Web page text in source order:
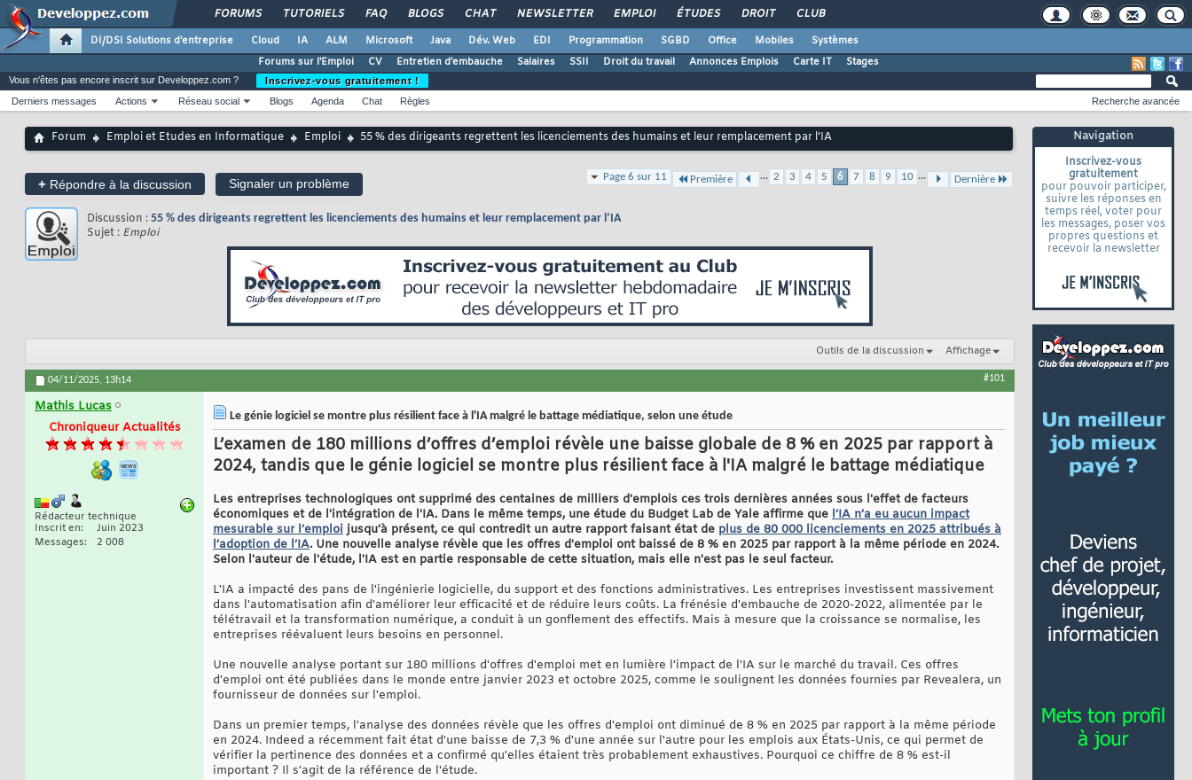
FORUMS TUTORIELS FAQ BLOGS CHAT NEWSLETTER EMPLOI ÉTUDES DROIT CLUB
DI/DSI Solutions d'entreprise Cloud IA ALM Microsoft Java Dév. Web EDI Programmation SGBD Office Mobiles
Systèmes
Forums sur l'Emploi
CV Entretien d'embauche Salaires SSII Droit du travail Annonces Emplois Carte IT Stages
Navigation
Inscrivez-vous
gratuitement
pour pouvoir participer,
suivre les réponses en
temps réel, voter pour
les messages, poser vos
propres questions et
recevoir la newsletter
Vous n'êtes pas encore inscrit sur Developpez.com ?
Inscrivez-vous gratuitement !
Derniers messages
Actions Réseau social Blogs Agenda Chat Règles Recherche avancée
Forum Emploi et Etudes en Informatique Emploi 55 % des dirigeants regrettent les licenciements des humains et leur remplacement par l’IA
+ Répondre à la discussion Signaler un problème Page 6 sur 11 Première ... 2 3 4 5 6 7 8 9 10 ... Dernière
Discussion : 55 % des dirigeants regrettent les licenciements des humains et leur remplacement par l’IA
Sujet : Emploi
Outils de la discussion Affichage
04/11/2025, 13h14 #101
Mathis Lucas
Chroniqueur Actualités
Rédacteur technique
Inscrit en
Juin 2023
Messages
2 008
Le génie logiciel se montre plus résilient face à l'IA malgré le battage médiatique, selon une étude
L’examen de 180 millions d’offres d’emploi révèle une baisse globale de 8 % en 2025 par rapport à
2024, tandis que le génie logiciel se montre plus résilient face à l'IA malgré le battage médiatique
Les entreprises technologiques ont supprimé des centaines de milliers d'emplois ces trois dernières années sous l'effet de facteurs
économiques et de l'intégration de l'IA. Dans le même temps, une étude du Budget Lab de Yale affirme que l’IA n’a eu aucun impact
mesurable sur l’emploi jusqu’à présent, ce qui contredit un autre rapport faisant état de plus de 80 000 licenciements en 2025 attribués à
l’adoption de l’IA. Une nouvelle analyse révèle que les offres d'emploi ont baissé de 8 % en 2025 par rapport à la même période en 2024.
Selon l'auteur de l'étude, l'IA est en partie responsable de cette situation, mais elle n'est pas le seul facteur.
L'IA a impacté des pans de l'ingénierie logicielle, du support et des fonctions administratives. Les entreprises investissent massivement
dans l'automatisation afin d'améliorer leur efficacité et de réduire leurs coûts. La frénésie d'embauche de 2020-2022, alimentée par le
télétravail et la transformation numérique, a conduit à un gonflement des effectifs. Mais à mesure que la croissance se normalise, les
entreprises réévaluent leurs besoins en personnel.
Une nouvelle analyse portant sur 180 millions d'offres d'emploi met en lumière l'impact de l'IA sur le marché du travail. Ces offres
d'emploi ont été publiées dans le monde entre janvier 2023 et octobre 2025, comme le soulignent les données fournies par Revealera, un
fournisseur de données sur l'emploi.
Dans un premier temps, l'analyse des données révèle que les offres d'emploi ont diminué de 8 % en 2025 par rapport à la même période
en 2024. Indeed a récemment fait état d'une baisse de 7,3 % d'une année sur l'autre pour les emplois aux États-Unis, ce qui permet de
vérifier la pertinence des données et a confirmé qu'elles étaient très probablement exhaustives. Pourquoi ce chiffre de 8 % est-il
important ? Il s'agit de la référence de l'étude.